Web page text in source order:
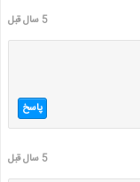
5 سال قبل
پاسخ
5 سال قبل